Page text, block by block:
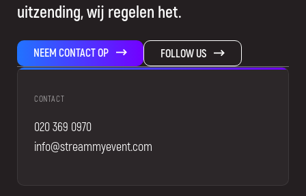
uitzending, wij regelen het.
NEEM CONTACT OP FOLLOW US
CONTACT
020 369 0970
info@streammyevent.com